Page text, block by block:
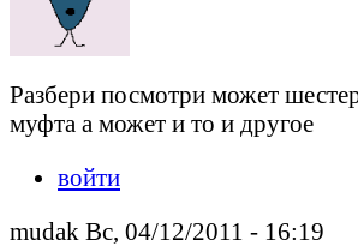
Разбери посмотри может
муфта а может и то и другое
войти
mudak Вс, 04/12/2011 - 16:19